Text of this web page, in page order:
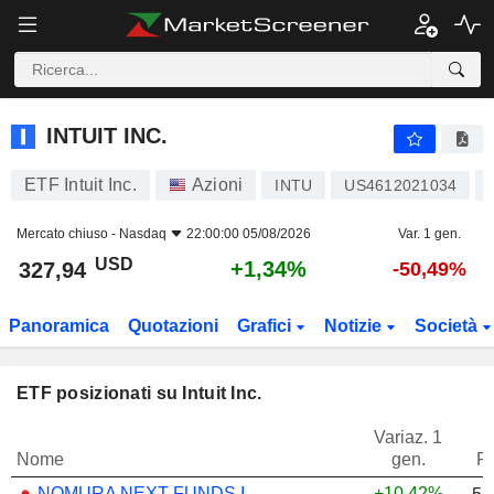
INTUIT INC.
INTUIT INC.
ETF Intuit Inc. Azioni INTU US4612021034
Mercato chiuso - Nasdaq 22:00:00 05/08/2026 Var. 1 gen.
327,94 USD +1,34% -50,49%
Panoramica Quotazioni Grafici Notizie Società
ETF posizionati su Intuit Inc.
Nome
Variaz. 1
gen.